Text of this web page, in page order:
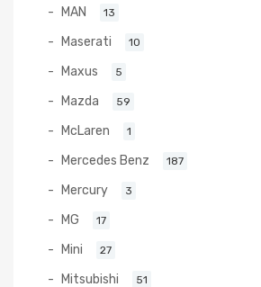
MAN 13
Maserati 10
Maxus 5
Mazda 59
McLaren 1
Mercedes Benz 187
Mercury 3
MG 17
Mini 27
Mitsubishi 51